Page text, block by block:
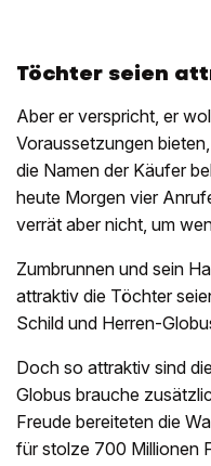
Töchter seien
Aber er verspricht, er
Voraussetzungen
die Namen der Käufer
heute Morgen vier
verrät aber nicht, um
Zumbrunnen und sein
attraktiv die Töchter
Schild und Herren-
Doch so attraktiv sind
Globus brauche
Freude bereiteten die
für stolze 700 Millionen